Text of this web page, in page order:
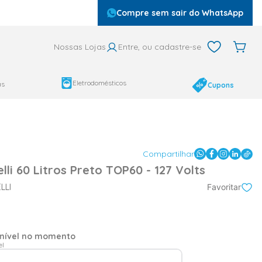
Compre sem sair do WhatsApp
Nossas Lojas Entre, ou cadastre-se
Eletrodomésticos Cupons
Compartilhar
60 Litros Preto TOP60 - 127 Volts
Favoritar
no momento